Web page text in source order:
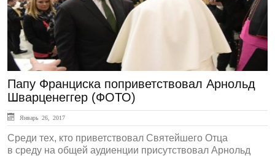
Папу Франциска поприветствовал Арнольд
Шварценеггер (ФОТО)
Январь 26, 2017
Среди тех, кто приветствовал Святейшего Отца
в среду на общей аудиенции присутствовал Арнольд